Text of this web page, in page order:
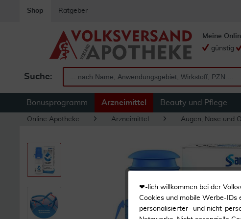
Shop Ratgeber
Suche:
Meine
günstig
Bonusprogramm Arzneimittel Beauty und Pflege
Online Apotheke Arzneimittel Augen, Nase und
❤-lich willkommen bei der
Cookies und mobile Werbe-IDs
personalisierter- und nicht-